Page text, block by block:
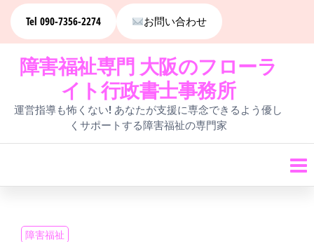
コ
ン
へ
Tel 090-7356-2274 お問い合わせ
障害福祉専門 大阪のフローラ
イト行政書士事務所
運営指導も怖くない! あなたが支援に専念できるよう優し
くサポートする障害福祉の専門家
障害福祉